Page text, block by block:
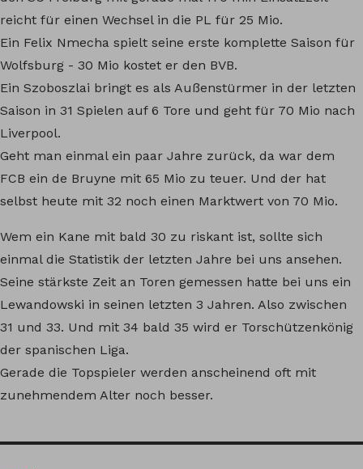
reicht für einen Wechsel in die PL für 25 Mio.
Ein Felix Nmecha spielt seine erste komplette Saison für
Wolfsburg - 30 Mio kostet er den BVB.
Ein Szoboszlai bringt es als Außenstürmer in der letzten
Saison in 31 Spielen auf 6 Tore und geht für 70 Mio nach
Liverpool.
Geht man einmal ein paar Jahre zurück, da war dem
FCB ein de Bruyne mit 65 Mio zu teuer. Und der hat
selbst heute mit 32 noch einen Marktwert von 70 Mio.
Wem ein Kane mit bald 30 zu riskant ist, sollte sich
einmal die Statistik der letzten Jahre bei uns ansehen.
Seine stärkste Zeit an Toren gemessen hatte bei uns ein
Lewandowski in seinen letzten 3 Jahren. Also zwischen
31 und 33. Und mit 34 bald 35 wird er Torschützenkönig
der spanischen Liga.
Gerade die Topspieler werden anscheinend oft mit
zunehmendem Alter noch besser.